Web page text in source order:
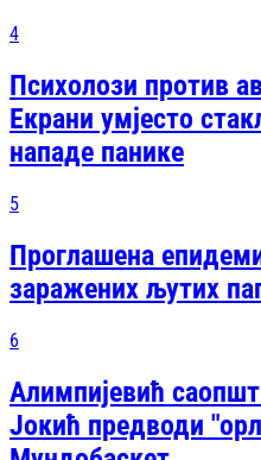
4
Психолози против
Екрани умјесто
нападе панике
5
Проглашена
заражених љутих
6
Алимпијевић
Јокић предводи